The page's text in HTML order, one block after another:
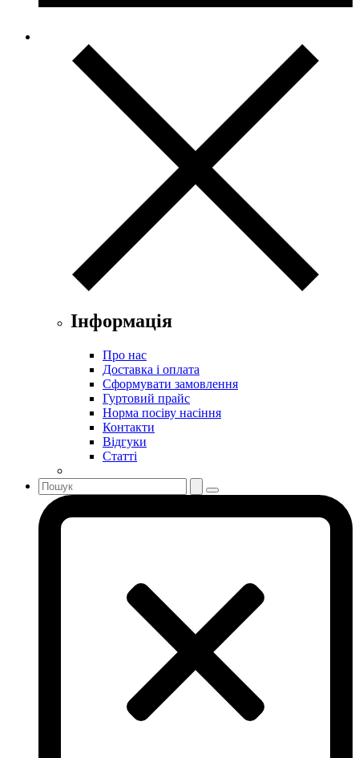
Інформація
Про нас
Доставка і оплата
Сформувати замовлення
Гуртовий прайс
Норма посіву насіння
Контакти
Відгуки
Статті